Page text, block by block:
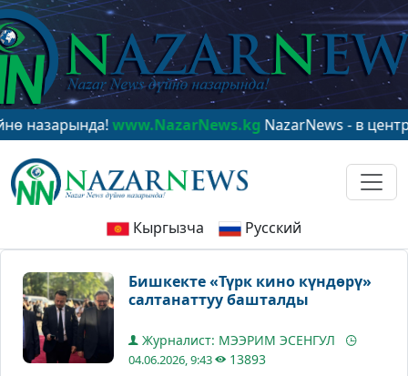
www.NazarNews.kgNazarNews - в центре
Кыргызча Русский
Бишкекте «Түрк кино күндөрү»
салтанаттуу башталды
Журналист: МЭЭРИМ ЭСЕНГУЛ
04.06.2026, 9:43 13893